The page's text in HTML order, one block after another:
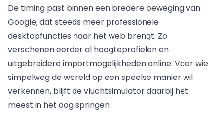
De timing past binnen een bredere beweging van
Google, dat steeds meer professionele
desktopfuncties naar het web brengt. Zo
verschenen eerder al hoogteprofielen en
uitgebreidere importmogelijkheden online. Voor wie
simpelweg de wereld op een speelse manier wil
verkennen, blijft de vluchtsimulator daarbij het
meest in het oog springen.